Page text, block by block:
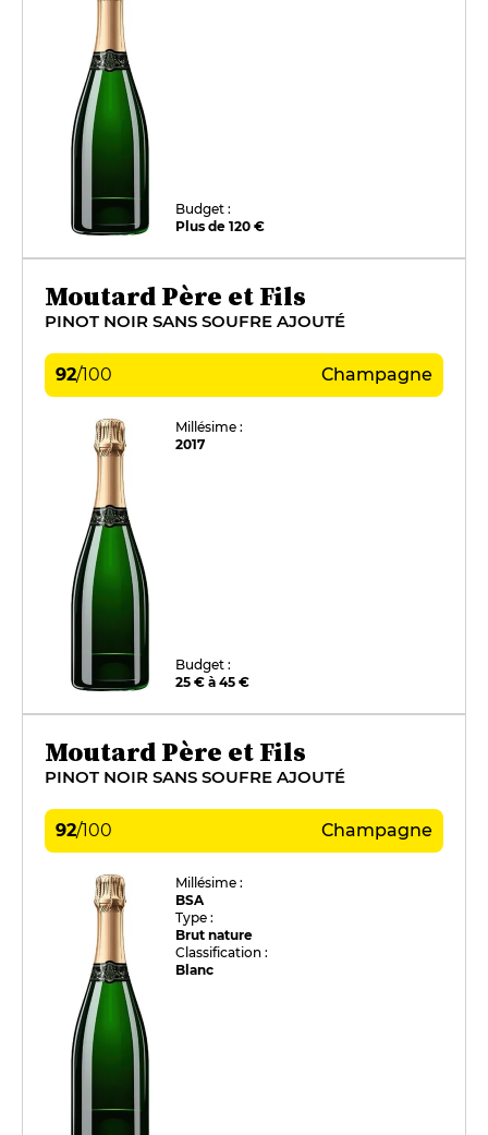
Budget :
Plus de 120 €
Moutard Père et Fils
PINOT NOIR SANS SOUFRE AJOUTÉ
92/100 Champagne
Millésime :
2017
Budget :
25 € à 45 €
Moutard Père et Fils
PINOT NOIR SANS SOUFRE AJOUTÉ
92/100 Champagne
Millésime :
BSA
Type :
Brut nature
Classification :
Blanc